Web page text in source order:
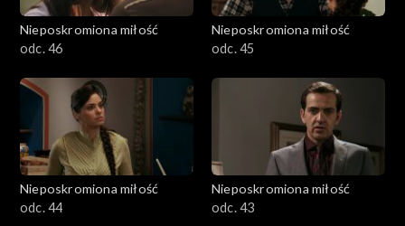
Nieposkromiona miłość
odc. 46
Nieposkromiona miłość
odc. 45
Nieposkromiona miłość
odc. 44
Nieposkromiona miłość
odc. 43